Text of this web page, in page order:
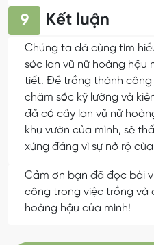
9 Kết luận
Chúng ta đã cùng tìm
sóc lan vũ nữ hoàng hậu
tiết. Để trồng thành công
chăm sóc kỹ lưỡng và
đã có cây lan vũ nữ
khu vườn của mình, sẽ
xứng đáng vì sự nở rộ
Cảm ơn bạn đã đọc bài
công trong việc trồng và
hoàng hậu của mình!